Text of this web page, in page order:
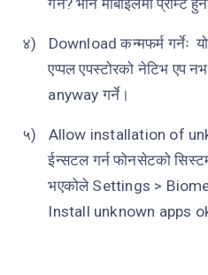
४) Download कन्मफर्म गर्नेः
एप्पल एपस्टोरको नेटिभ एप
anyway गर्ने।
५) Allow installation of
ईन्सटल गर्न फोनसेटको
भएकोले Settings >
Install unknown apps